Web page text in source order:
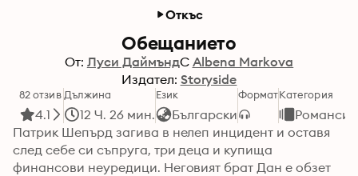
Откъс
Обещанието
От: Луси ДаймъндС Albena Markova
Издател: Storyside
82 отзив
4.1
Дължина
12 Ч. 26 мин.
Език
Български
ФорматКатегория
Романси
Патрик Шепърд загива в нелеп инцидент и оставя
след себе си съпруга, три деца и купища
финансови неуредици. Неговият брат Дан е обзет